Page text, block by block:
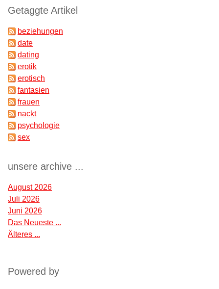
Getaggte Artikel
beziehungen
date
dating
erotik
erotisch
fantasien
frauen
nackt
psychologie
sex
unsere archive ...
August 2026
Juli 2026
Juni 2026
Das Neueste ...
Älteres ...
Powered by